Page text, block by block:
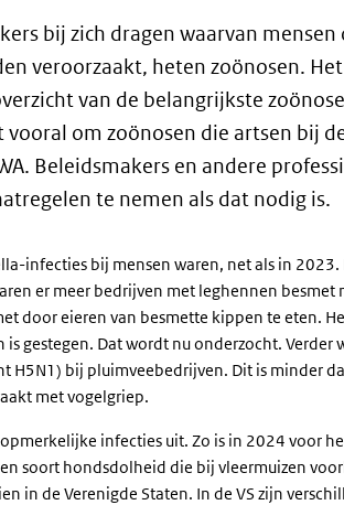
bij zich dragen waarvan
veroorzaakt, heten zoönosen. Het
van de belangrijkste
om zoönosen die artsen bij
Beleidsmakers en andere
te nemen als dat nodig is.
infecties bij mensen waren, net als in
er meer bedrijven met leghennen besmet
door eieren van besmette kippen te eten.
gestegen. Dat wordt nu onderzocht. Verder
H5N1) bij pluimveebedrijven. Dit is minder
met vogelgriep.
infecties uit. Zo is in 2024 voor
soort hondsdolheid die bij vleermuizen
in de Verenigde Staten. In de VS zijn